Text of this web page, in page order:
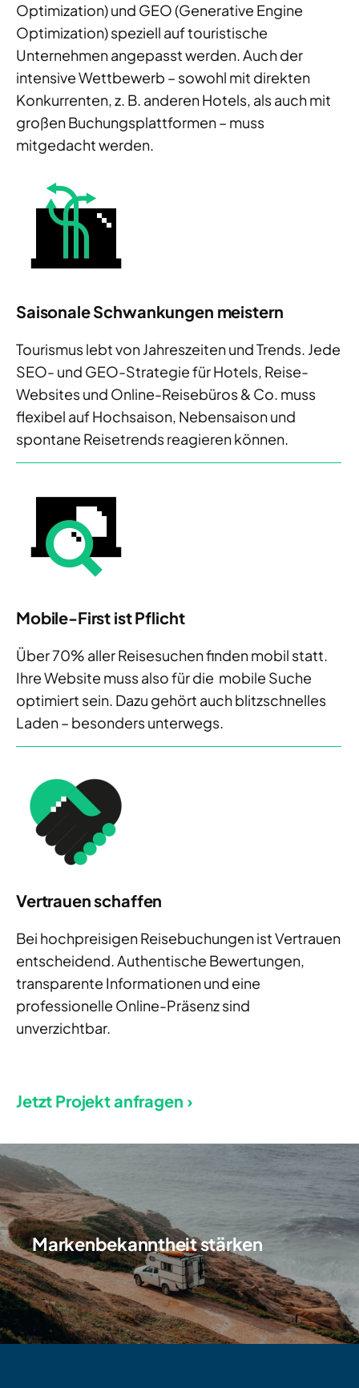
Optimization) und GEO (Generative Engine
Optimization) speziell auf touristische
Unternehmen angepasst werden. Auch der
intensive Wettbewerb – sowohl mit direkten
Konkurrenten, z. B. anderen Hotels, als auch mit
großen Buchungsplattformen – muss
mitgedacht werden.
Saisonale Schwankungen meistern
Tourismus lebt von Jahreszeiten und Trends. Jede
SEO- und GEO-Strategie für Hotels, Reise-
Websites und Online-Reisebüros & Co. muss
flexibel auf Hochsaison, Nebensaison und
spontane Reisetrends reagieren können.
Mobile-First ist Pflicht
Über 70% aller Reisesuchen finden mobil statt.
Ihre Website muss also für die mobile Suche
optimiert sein. Dazu gehört auch blitzschnelles
Laden – besonders unterwegs.
Vertrauen schaffen
Bei hochpreisigen Reisebuchungen ist Vertrauen
entscheidend. Authentische Bewertungen,
transparente Informationen und eine
professionelle Online-Präsenz sind
unverzichtbar.
Jetzt Projekt anfragen ›
Markenbekanntheit stärken